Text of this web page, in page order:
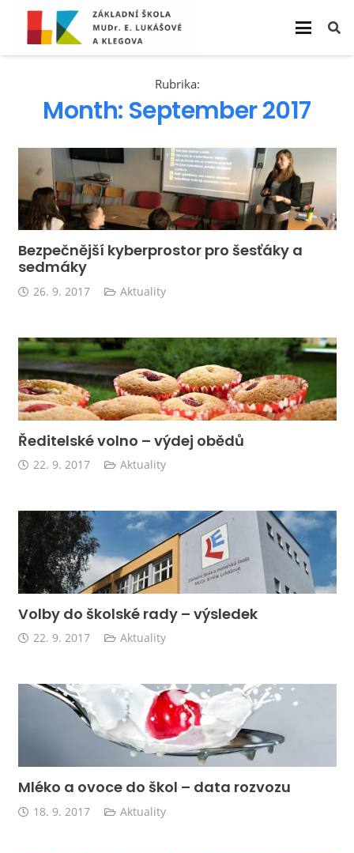
Rubrika:
Month: September 2017
Bezpečnější kyberprostor pro šesťáky a
sedmáky
26. 9. 2017 Aktuality
Ředitelské volno – výdej obědů
22. 9. 2017 Aktuality
Volby do školské rady – výsledek
22. 9. 2017 Aktuality
Mléko a ovoce do škol – data rozvozu
18. 9. 2017 Aktuality